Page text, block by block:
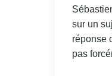
sur un
réponse
pas